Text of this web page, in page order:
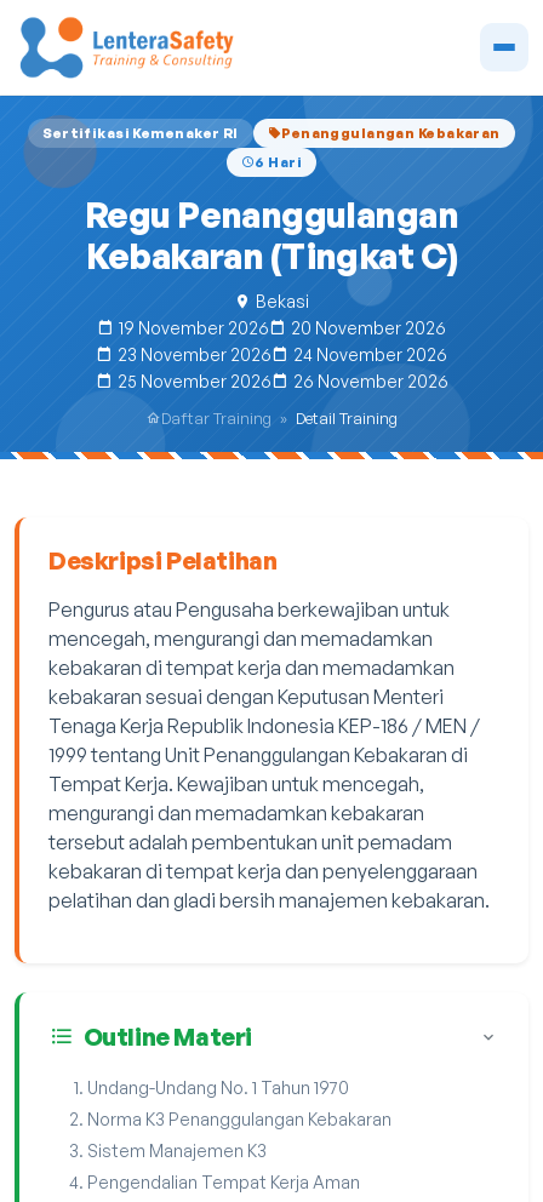
Sertifikasi Kemenaker RI
Penanggulangan Kebakaran
6 Hari
Regu Penanggulangan
Kebakaran (Tingkat C)
Bekasi
19 November 2026
20 November 2026
23 November 2026
24 November 2026
25 November 2026
26 November 2026
Daftar Training » Detail Training
Deskripsi Pelatihan
Pengurus atau Pengusaha berkewajiban untuk
mencegah, mengurangi dan memadamkan
kebakaran di tempat kerja dan memadamkan
kebakaran sesuai dengan Keputusan Menteri
Tenaga Kerja Republik Indonesia KEP-186 / MEN /
1999 tentang Unit Penanggulangan Kebakaran di
Tempat Kerja. Kewajiban untuk mencegah,
mengurangi dan memadamkan kebakaran
tersebut adalah pembentukan unit pemadam
kebakaran di tempat kerja dan penyelenggaraan
pelatihan dan gladi bersih manajemen kebakaran.
Outline Materi
Undang-Undang No. 1 Tahun 1970
Norma K3 Penanggulangan Kebakaran
Sistem Manajemen K3
Pengendalian Tempat Kerja Aman